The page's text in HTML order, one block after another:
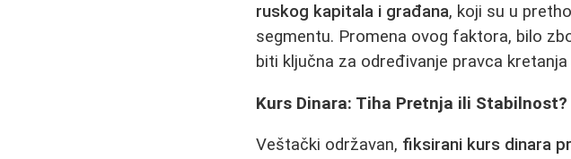
ruskog kapitala i građana, koji su u
segmentu. Promena ovog faktora, bilo
biti ključna za određivanje pravca kretanja
Kurs Dinara: Tiha Pretnja ili Stabilnost?
Veštački održavan, fiksirani kurs dinara